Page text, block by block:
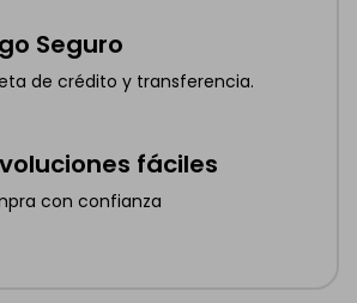
Seguro
de crédito y transferencia.
fáciles
con confianza